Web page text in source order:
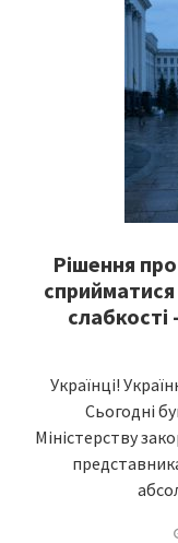
Рішення
Українці!
Сьогодні
Міністерству